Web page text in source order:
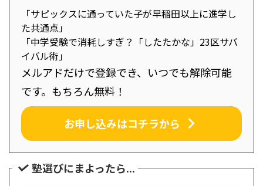
「サピックスに通っていた子が早稲田以上に進学し
た共通点」
「中学受験で消耗しすぎ？「したたかな」23区サバ
イバル術」
メルアドだけで登録でき、いつでも解除可能
です。もちろん無料！
お申し込みはコチラから
塾選びにまよったら...